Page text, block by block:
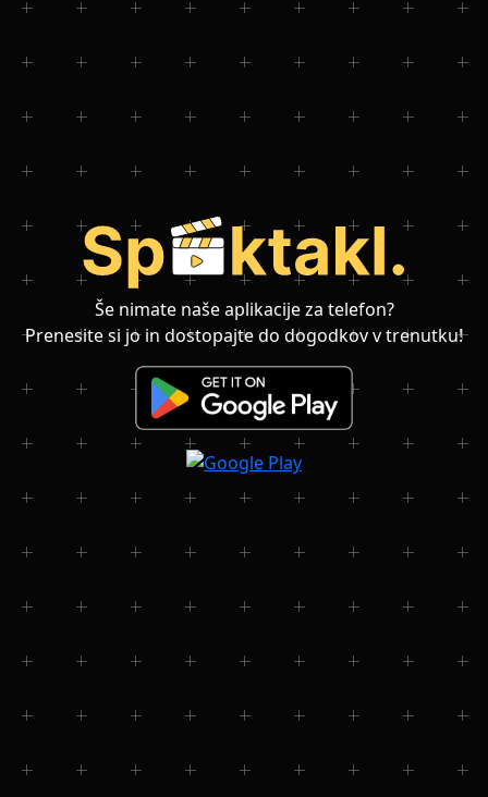
Še nimate naše aplikacije za telefon?
Prenesite si jo in dostopajte do dogodkov v trenutku!